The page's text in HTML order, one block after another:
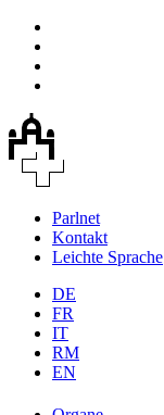
Parlnet
Kontakt
Leichte Sprache
DE
FR
IT
RM
EN